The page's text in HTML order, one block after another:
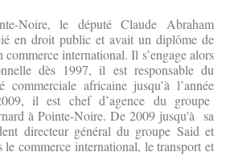
Noire, le député Claude Abraham
en droit public et avait un diplôme de
international. Il s’engage alors
dès 1997, il est responsable du
commerciale africaine jusqu’à l’année
il est chef d’agence du groupe
à Pointe-Noire. De 2009 jusqu'à sa
directeur général du groupe Said et
le commerce international, le transport et